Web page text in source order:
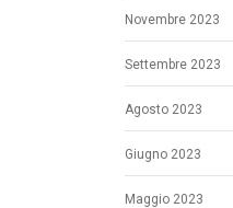
Novembre 2023
Settembre 2023
Agosto 2023
Giugno 2023
Maggio 2023